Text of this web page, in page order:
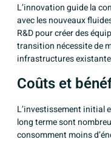
L’innovation guide la
avec les nouveaux
R&D pour créer des
transition nécessite de
infrastructures
Coûts et
L’investissement initial
long terme sont
consomment moins